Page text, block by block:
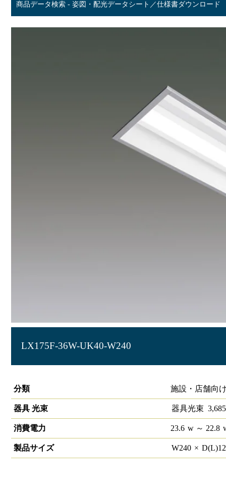
商品データ検索 - 姿図・配光データシート／仕様書ダウンロード
LX175F-36W-UK40-W240
分類
施設・店舗向
器具 光束 器具光束 3,685
消費電力 23.6 w～ 22.8
製品サイズ W240 × D(L)